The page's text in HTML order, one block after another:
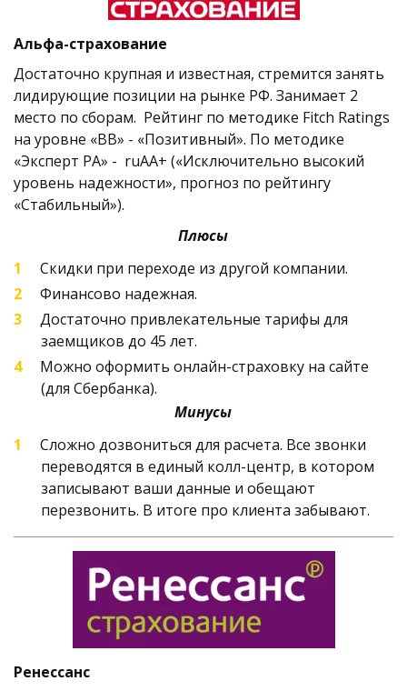
Альфа-страхование
Достаточно крупная и известная, стремится занять
лидирующие позиции на рынке РФ. Занимает 2
место по сборам.  Рейтинг по методике Fitch Ratings
на уровне «ВВ» - «Позитивный». По методике
«Эксперт РА» -  ruAA+ («Исключительно высокий
уровень надежности», прогноз по рейтингу
«Стабильный»).
Плюсы
Скидки при переходе из другой компании.
Финансово надежная.
Достаточно привлекательные тарифы для
заемщиков до 45 лет.
Можно оформить онлайн-страховку на сайте
(для Сбербанка).
Минусы
Сложно дозвониться для расчета. Все звонки
переводятся в единый колл-центр, в котором
записывают ваши данные и обещают
перезвонить. В итоге про клиента забывают.
Ренессанс